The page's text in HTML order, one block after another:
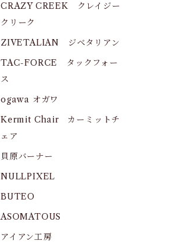
CRAZY CREEK クレイジー
クリーク
ZIVETALIAN ジベタリアン
TAC-FORCE タックフォー
ス
ogawa オガワ
Kermit Chair カーミットチ
ェア
貝原バーナー
NULLPIXEL
BUTEO
ASOMATOUS
アイアン工房